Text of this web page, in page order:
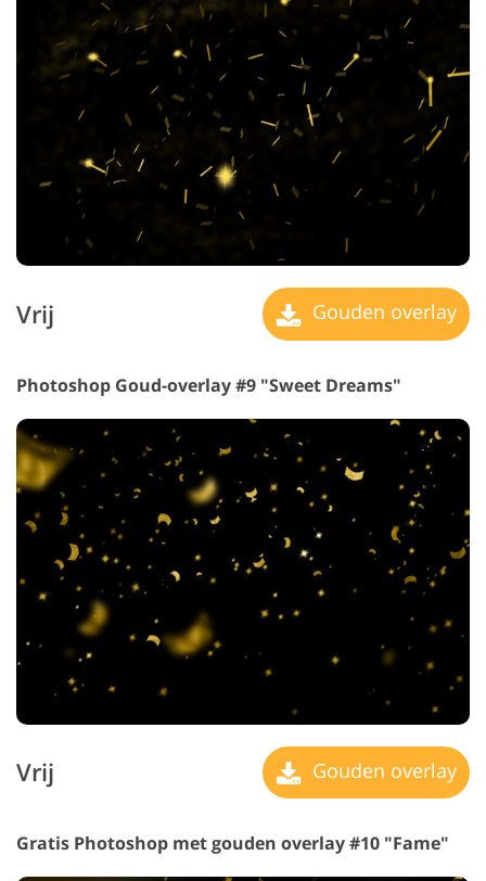
Vrij Gouden overlay
Photoshop Goud-overlay #9 "Sweet Dreams"
Vrij Gouden overlay
Gratis Photoshop met gouden overlay #10 "Fame"